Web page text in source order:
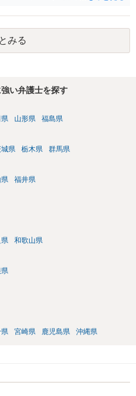
生まれた者に限る。）は、一年以
に処する。 一 威迫し、偽計を用
。 二 拒まれたにもかかわらず、
銭その他の利益を供与し、又は
罰金に処する。
みる
い弁護士を探す
山形県 福島県
県 栃木県 群馬県
福井県
和歌山県
宮崎県 鹿児島県 沖縄県